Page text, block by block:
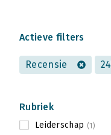
Actieve filters
Recensie
Rubriek
Leiderschap (1)